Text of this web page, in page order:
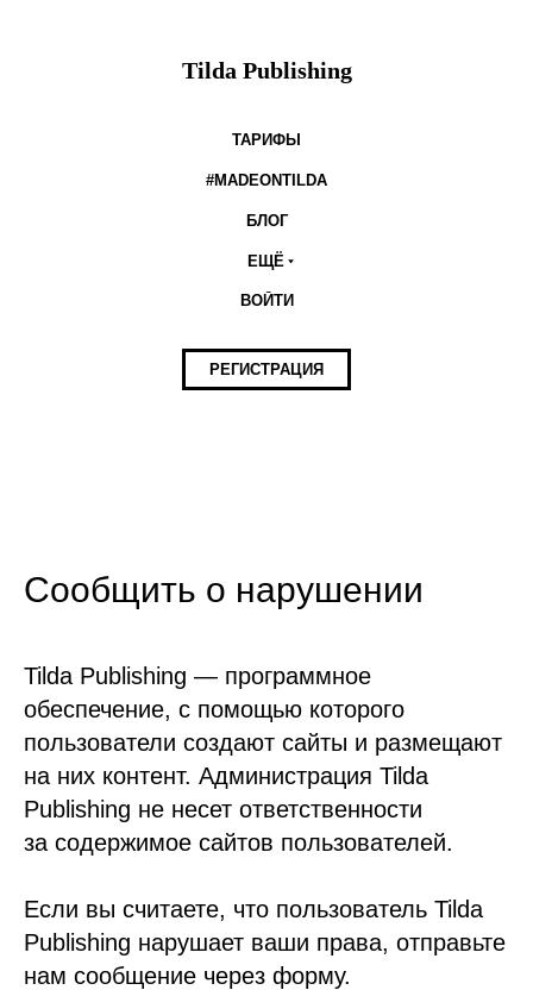
Tilda Publishing
ТАРИФЫ
#MADEONTILDA
БЛОГ
ЕЩЁ
ВОЙТИ
РЕГИСТРАЦИЯ
Сообщить о нарушении
Tilda Publishing — программное
обеспечение, с помощью которого
пользователи создают сайты и размещают
на них контент. Администрация Tilda
Publishing не несет ответственности
за содержимое сайтов пользователей.
Если вы считаете, что пользователь Tilda
Publishing нарушает ваши права, отправьте
нам сообщение через форму.